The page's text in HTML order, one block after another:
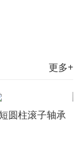
更多+
圆柱滚子轴承